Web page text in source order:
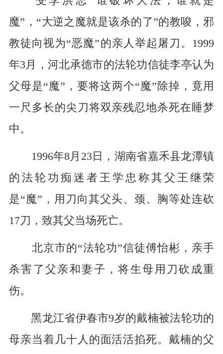
魔”，“大逆之魔就是该杀的了”的教唆，邪
教徒向视为“恶魔”的亲人举起屠刀。1999
年3月，河北承德市的法轮功信徒李亭认为
父母是“魔”，要将这两个“魔”除掉，竟用
一尺多长的尖刀将双亲残忍地杀死在睡梦
中。
1996年8月23日，湖南省嘉禾县龙潭镇
的法轮功痴迷者王学忠称其父王继荣
是“魔”，用刀向其父头、颈、胸等处连砍
17刀，致其父当场死亡。
北京市的“法轮功”信徒傅怡彬，亲手
杀害了父亲和妻子，将生母用刀砍成重
伤。
黑龙江省伊春市9岁的戴楠被法轮功的
母亲当着几十人的面活活掐死。戴楠的父